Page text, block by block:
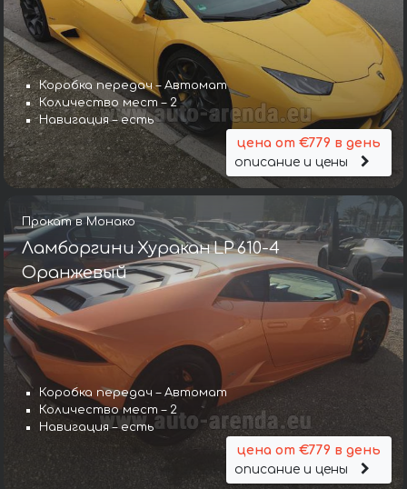
Коробка передач – Автомат
Количество мест – 2
Навигация – есть
цена от €779 в день
описание и цены
Прокат в Монако
Ламборгини Хуракан LP 610-4
Оранжевый
Коробка передач – Автомат
Количество мест – 2
Навигация – есть
цена от €779 в день
описание и цены